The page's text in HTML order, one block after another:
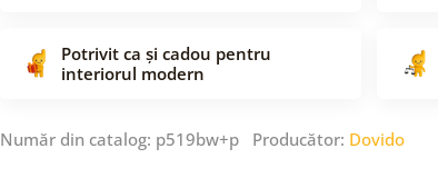
Potrivit ca și cadou pentru
interiorul modern
Număr din catalog: p519bw+p Producător: Dovido